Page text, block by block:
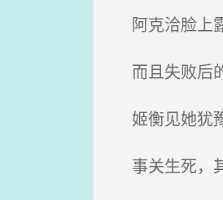
阿克洽脸上
而且失败后
姬衡见她犹
事关生死，